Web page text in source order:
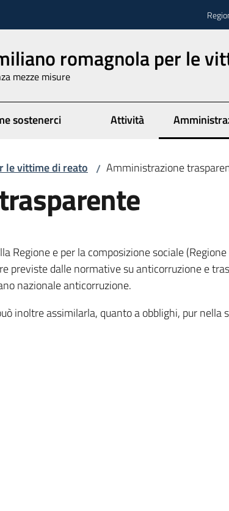
romagnola per le
mezze misure
sostenerci Attività
le vittime di reato / Amministrazione
Regione e per la composizione sociale
previste dalle normative su anticorruzione e
nazionale anticorruzione.
inoltre assimilarla, quanto a obblighi, pur